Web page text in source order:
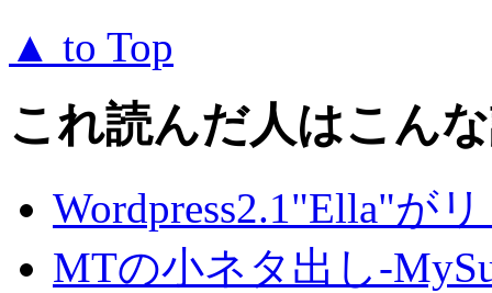
▲ to Top
これ読んだ人はこん
Wordpress2.1"Ella"が
MTの小ネタ出し-